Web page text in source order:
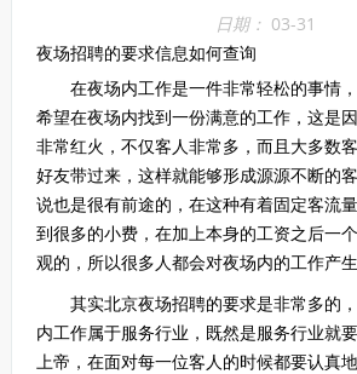
日期： 03-31
夜场招聘的要求信息如何查询
在夜场内工作是一件非常轻松的事情
希望在夜场内找到一份满意的工作，这是
非常红火，不仅客人非常多，而且大多数
好友带过来，这样就能够形成源源不断的
说也是很有前途的，在这种有着固定客流
到很多的小费，在加上本身的工资之后一
观的，所以很多人都会对夜场内的工作产生
其实北京夜场招聘的要求是非常多的
内工作属于服务行业，既然是服务行业就
上帝，在面对每一位客人的时候都要认真